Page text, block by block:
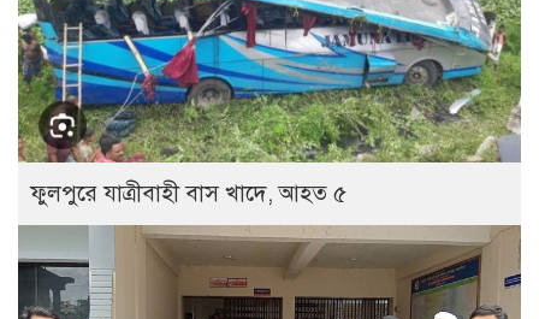
ফুলপুরে যাত্রীবাহী বাস খাদে, আহত ৫